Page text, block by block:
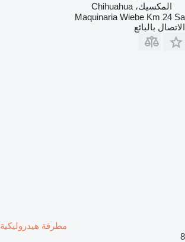
المكسيك، Chihuahua
Maquinaria Wiebe Km 24 Sa
الاتصال بالبائع
مطرقة هيدروليكية Stanley MB550
8